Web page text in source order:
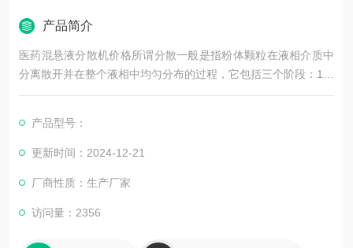
产品简介
医药混悬液分散机价格所谓分散一般是指粉体颗粒在液相介质中
分离散开并在整个液相中均匀分布的过程，它包括三个阶段：1、
超细颗粒在液体中的润湿；2、团聚体在机械力作用下被打开形成
定化，阻止再次团聚。医药混悬液分散机价格
产品型号：
更新时间：2024-12-21
厂商性质：生产厂家
访问量：2356